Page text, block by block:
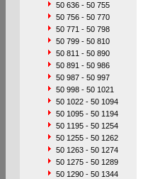
50 636 - 50 755
50 756 - 50 770
50 771 - 50 798
50 799 - 50 810
50 811 - 50 890
50 891 - 50 986
50 987 - 50 997
50 998 - 50 1021
50 1022 - 50 1094
50 1095 - 50 1194
50 1195 - 50 1254
50 1255 - 50 1262
50 1263 - 50 1274
50 1275 - 50 1289
50 1290 - 50 1344